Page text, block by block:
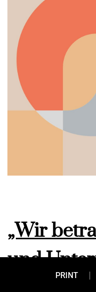
„Wir
und
PRINT